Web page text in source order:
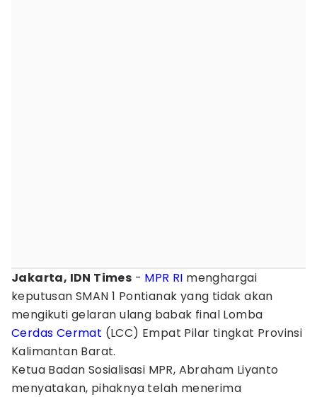
Jakarta, IDN Times - MPR RI menghargai
keputusan SMAN 1 Pontianak yang tidak akan
mengikuti gelaran ulang babak final Lomba
Cerdas Cermat (LCC) Empat Pilar tingkat Provinsi
Kalimantan Barat.
Ketua Badan Sosialisasi MPR, Abraham Liyanto
menyatakan, pihaknya telah menerima